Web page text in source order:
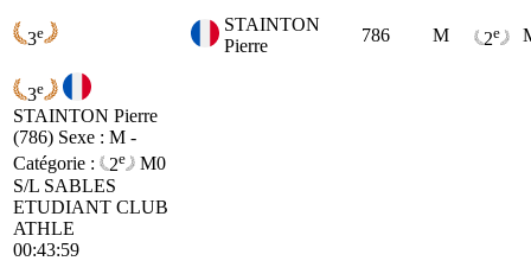
3e
STAINTON
Pierre
786 M 2e
3e
STAINTON Pierre
(786) Sexe : M -
Catégorie :
2e
M0
S/L SABLES
ETUDIANT CLUB
ATHLE
00:43:59